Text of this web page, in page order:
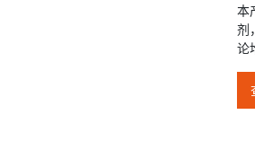
本
剂
论